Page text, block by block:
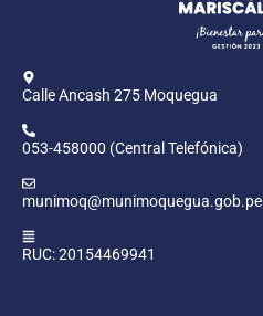
Calle Ancash 275 Moquegua
053-458000 (Central Telefónica)
munimoq@munimoquegua.gob.pe
RUC: 20154469941